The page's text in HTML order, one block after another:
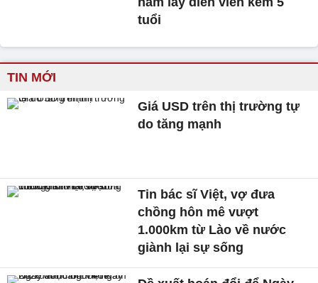
tuổi
TIN MỚI
Giá USD trên thị trường tự
do tăng mạnh
Tin bác sĩ Việt, vợ đưa
chồng hôn mê vượt
1.000km từ Lào về nước
giành lại sự sống